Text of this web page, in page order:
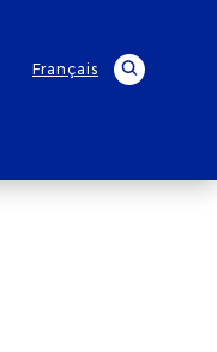
Français